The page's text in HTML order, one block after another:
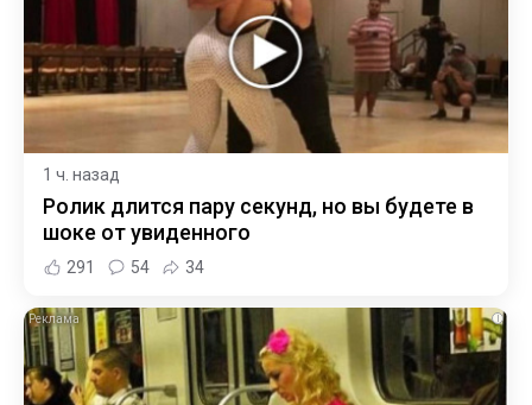
1 ч. назад
Ролик длится пару секунд, но вы будете в
шоке от увиденного
291 54 34
i